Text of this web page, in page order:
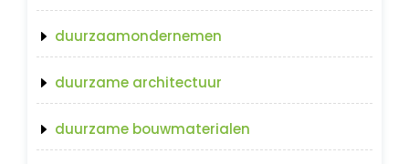
duurzaamondernemen
duurzame architectuur
duurzame bouwmaterialen